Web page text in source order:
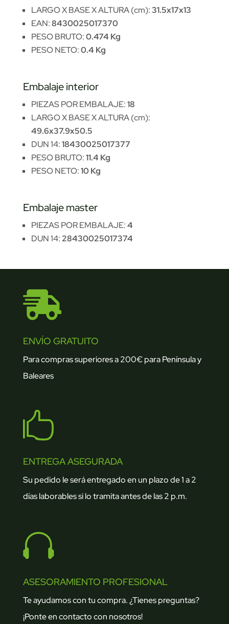
LARGO X BASE X ALTURA (cm):31.5x17x13
EAN:8430025017370
PESO BRUTO:0.474 Kg
PESO NETO:0.4 Kg
Embalaje interior
PIEZAS POR EMBALAJE:18
LARGO X BASE X ALTURA (cm):
49.6x37.9x50.5
DUN 14:18430025017377
PESO BRUTO:11.4 Kg
PESO NETO:10 Kg
Embalaje master
PIEZAS POR EMBALAJE:4
DUN 14: 28430025017374

ENVÍO GRATUITO
Para compras superiores a 200€ para Península y
Baleares

ENTREGA ASEGURADA
Su pedido le será entregado en un plazo de 1 a 2
días laborables si lo tramita antes de las 2 p.m.

ASESORAMIENTO PROFESIONAL
Te ayudamos con tu compra. ¿Tienes preguntas?
¡Ponte en contacto con nosotros!